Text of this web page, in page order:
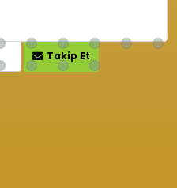
Takip Et